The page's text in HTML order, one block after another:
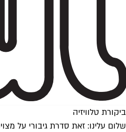
ביקורת טלוויזיה
שלום עלינו: זאת סדרת גיבורי על